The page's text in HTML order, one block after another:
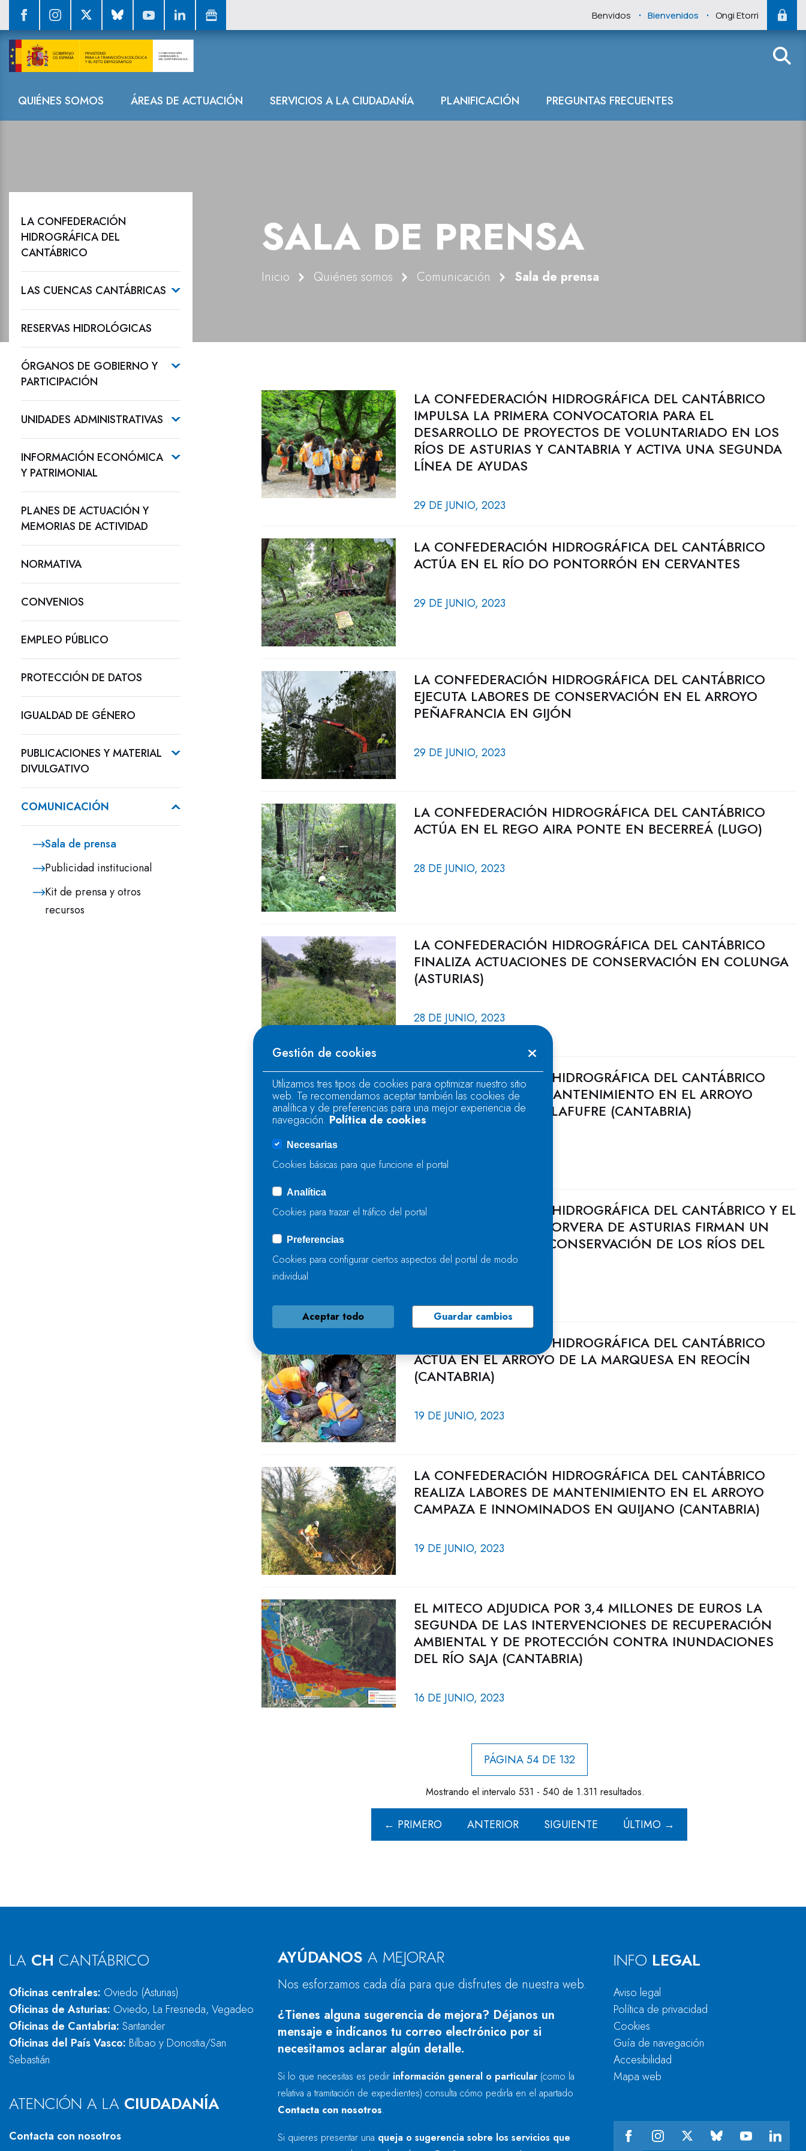
Benvidos . Bienvenidos . Ongi Etorri
Navegación
QUIÉNES SOMOS ÁREAS DE ACTUACIÓN SERVICIOS A LA CIUDADANÍA PLANIFICACIÓN PREGUNTAS FRECUENTES
Sala de prensa
SALA DE PRENSA
Inicio Quiénes somos Comunicación Sala de prensa
LA CONFEDERACIÓN
HIDROGRÁFICA DEL
CANTÁBRICO
LAS CUENCAS CANTÁBRICAS
RESERVAS HIDROLÓGICAS
ÓRGANOS DE GOBIERNO Y
PARTICIPACIÓN
UNIDADES ADMINISTRATIVAS
INFORMACIÓN ECONÓMICA
Y PATRIMONIAL
PLANES DE ACTUACIÓN Y
MEMORIAS DE ACTIVIDAD
NORMATIVA
CONVENIOS
EMPLEO PÚBLICO
PROTECCIÓN DE DATOS
IGUALDAD DE GÉNERO
PUBLICACIONES Y MATERIAL
DIVULGATIVO
COMUNICACIÓN
Sala de prensa
Publicidad institucional
Kit de prensa y otros
recursos
LA CONFEDERACIÓN HIDROGRÁFICA DEL CANTÁBRICO
IMPULSA LA PRIMERA CONVOCATORIA PARA EL
DESARROLLO DE PROYECTOS DE VOLUNTARIADO EN LOS
RÍOS DE ASTURIAS Y CANTABRIA Y ACTIVA UNA SEGUNDA
LÍNEA DE AYUDAS
29 DE JUNIO, 2023
LA CONFEDERACIÓN HIDROGRÁFICA DEL CANTÁBRICO
ACTÚA EN EL RÍO DO PONTORRÓN EN CERVANTES
29 DE JUNIO, 2023
LA CONFEDERACIÓN HIDROGRÁFICA DEL CANTÁBRICO
EJECUTA LABORES DE CONSERVACIÓN EN EL ARROYO
PEÑAFRANCIA EN GIJÓN
29 DE JUNIO, 2023
LA CONFEDERACIÓN HIDROGRÁFICA DEL CANTÁBRICO
ACTÚA EN EL REGO AIRA PONTE EN BECERREÁ (LUGO)
28 DE JUNIO, 2023
LA CONFEDERACIÓN HIDROGRÁFICA DEL CANTÁBRICO
FINALIZA ACTUACIONES DE CONSERVACIÓN EN COLUNGA
(ASTURIAS)
28 DE JUNIO, 2023
LA CONFEDERACIÓN HIDROGRÁFICA DEL CANTÁBRICO
INICIA LABORES DE MANTENIMIENTO EN EL ARROYO
INNOMINADO EN VILLAFUFRE (CANTABRIA)
LA CONFEDERACIÓN HIDROGRÁFICA DEL CANTÁBRICO Y EL
AYUNTAMIENTO DE CORVERA DE ASTURIAS FIRMAN UN
CONVENIO PARA LA CONSERVACIÓN DE LOS RÍOS DEL
MUNICIPIO
LA CONFEDERACIÓN HIDROGRÁFICA DEL CANTÁBRICO
ACTÚA EN EL ARROYO DE LA MARQUESA EN REOCÍN
(CANTABRIA)
19 DE JUNIO, 2023
LA CONFEDERACIÓN HIDROGRÁFICA DEL CANTÁBRICO
REALIZA LABORES DE MANTENIMIENTO EN EL ARROYO
CAMPAZA E INNOMINADOS EN QUIJANO (CANTABRIA)
19 DE JUNIO, 2023
EL MITECO ADJUDICA POR 3,4 MILLONES DE EUROS LA
SEGUNDA DE LAS INTERVENCIONES DE RECUPERACIÓN
AMBIENTAL Y DE PROTECCIÓN CONTRA INUNDACIONES
DEL RÍO SAJA (CANTABRIA)
16 DE JUNIO, 2023
PÁGINA 54 DE 132
Mostrando el intervalo 531 - 540 de 1.311 resultados.
← PRIMERO ANTERIOR SIGUIENTE ÚLTIMO →
LA CH CANTÁBRICO
Oficinas centrales: Oviedo (Asturias)
Oficinas de Asturias: Oviedo, La Fresneda, Vegadeo
Oficinas de Cantabria: Santander
Oficinas del País Vasco: Bilbao y Donostia/San
Sebastián
ATENCIÓN A LA CIUDADANÍA
Contacta con nosotros
AYÚDANOS A MEJORAR
Nos esforzamos cada día para que disfrutes de nuestra web.
¿Tienes alguna sugerencia de mejora? Déjanos un
mensaje e indícanos tu correo electrónico por si
necesitamos aclarar algún detalle.
Si lo que necesitas es pedir información general o particular (como la
relativa a tramitación de expedientes) consulta cómo pedirla en el apartado
Contacta con nosotros.
Si quieres presentar una queja o sugerencia sobre los servicios que
INFO LEGAL
Aviso legal
Política de privacidad
Cookies
Guía de navegación
Accesibilidad
Mapa web
Gestión de cookies
Utilizamos tres tipos de cookies para optimizar nuestro sitio
web. Te recomendamos aceptar también las cookies de
analítica y de preferencias para una mejor experiencia de
navegación. Política de cookies
Necesarias
Cookies básicas para que funcione el portal
Analítica
Cookies para trazar el tráfico del portal
Preferencias
Cookies para configurar ciertos aspectos del portal de modo
individual
Aceptar todo Guardar cambios